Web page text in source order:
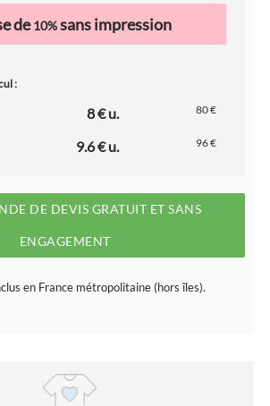
de10%sans impression
:
8 € u. 80 €
9.6 € u. 96 €
DE DEVIS GRATUIT ET SANS
ENGAGEMENT
en France métropolitaine (hors îles).